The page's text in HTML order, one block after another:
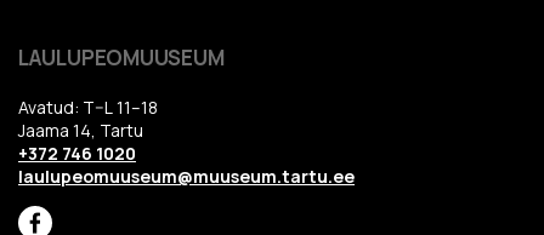
LAULUPEOMUUSEUM
Avatud: T–L 11–18
Jaama 14, Tartu
+372 746 1020
laulupeomuuseum@muuseum.tartu.ee